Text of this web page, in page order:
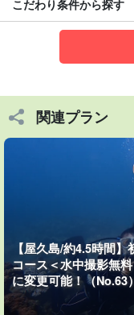
屋久島
機材一式込
到着日やお帰りの日
シャワー室＆更衣室
すのでご安心ください
こだわり条件から探す
関連プラン
【屋久島/約4.5時間
コース＜水中撮影無
に変更可能！（No.63）